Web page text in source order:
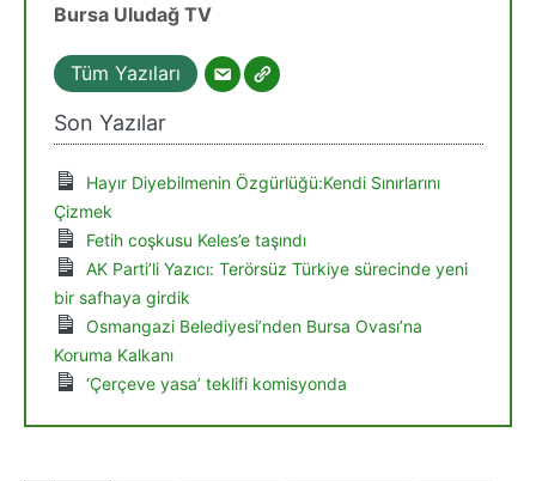
Bursa Uludağ TV
Tüm Yazıları
Son Yazılar
Hayır Diyebilmenin Özgürlüğü:Kendi Sınırlarını
Çizmek
Fetih coşkusu Keles’e taşındı
AK Parti’li Yazıcı: Terörsüz Türkiye sürecinde yeni
bir safhaya girdik
Osmangazi Belediyesi’nden Bursa Ovası’na
Koruma Kalkanı
‘Çerçeve yasa’ teklifi komisyonda